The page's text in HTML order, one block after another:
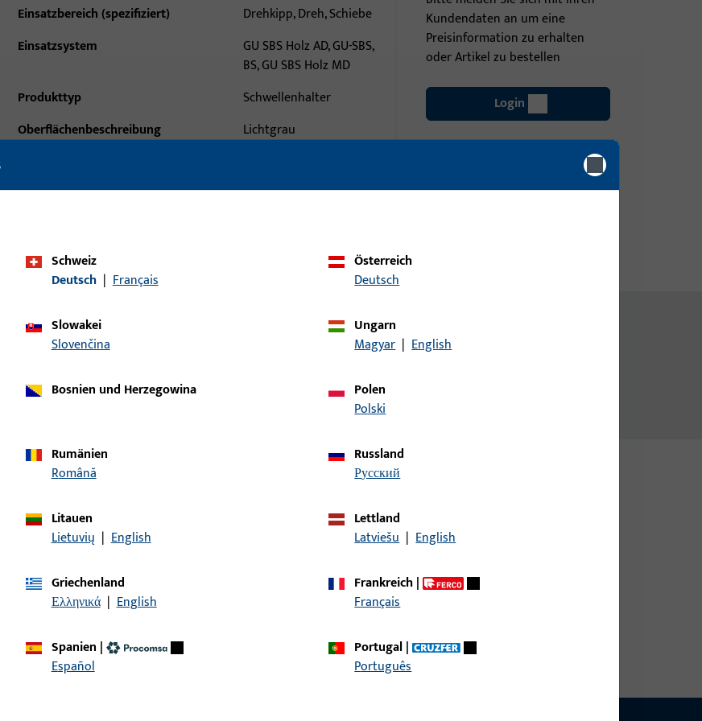
Einsatzbereich (spezifiziert)
Drehkipp, Dreh, Schiebe
Einsatzsystem
GU SBS Holz AD, GU-SBS,
BS, GU SBS Holz MD
Produkttyp
Schwellenhalter
Oberflächenbeschreibung
Lichtgrau
Verpackungseinheit
1 PAA
Kundendaten an um eine
Preisinformation zu erhalten
oder Artikel zu bestellen
Login
Daten
1 MD Holz 26mm
Schweiz
Deutsch | Français
Österreich
Deutsch
Slowakei
Slovenčina
Ungarn
Magyar | English
Bosnien und Herzegowina
Polen
Polski
Rumänien
Română
Russland
русский
Litauen
Lietuvių | English
Lettland
Latviešu | English
Griechenland
Ελληνικά | English
Frankreich|
Français
Spanien |
Español
Portugal|
Português